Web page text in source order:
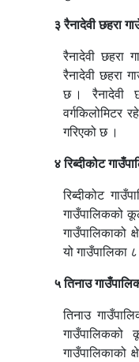
३ रैनादेवी छहरा
रैनादेवी छहरा
रैनादेवी छहरा
छ । रैनादेवी
वर्गकिलोमिटर
गरिएको छ ।
४ रिब्दीकोट
रिब्दीकोट
गाउँपालिकको
गाउँपालिकाको
यो गाउँपालिका
५ तिनाउ
तिनाउ
गाउँपालिकाको